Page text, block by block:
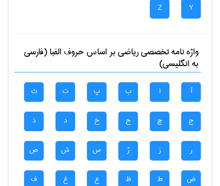
Y
Z
واژه نامه تخصصیرياضیبر اساس حروف الفبا (فارسی
به انگلیسی)
آ ا ب پ ت ث
ج چ ح خ د ذ
ر ز ژ س ش ص
ض ط ظ ع غ ف